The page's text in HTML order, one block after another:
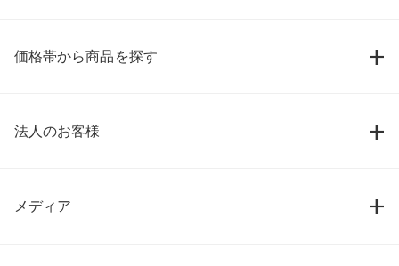
価格帯から商品を探す
法人のお客様
メディア